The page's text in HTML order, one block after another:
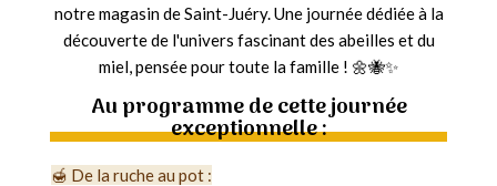
notre magasin de Saint-Juéry. Une journée dédiée à la
découverte de l'univers fascinant des abeilles et du
miel, pensée pour toute la famille ! 🌼🐝✨
Au programme de cette journée
exceptionnelle :
🍯 De la ruche au pot :